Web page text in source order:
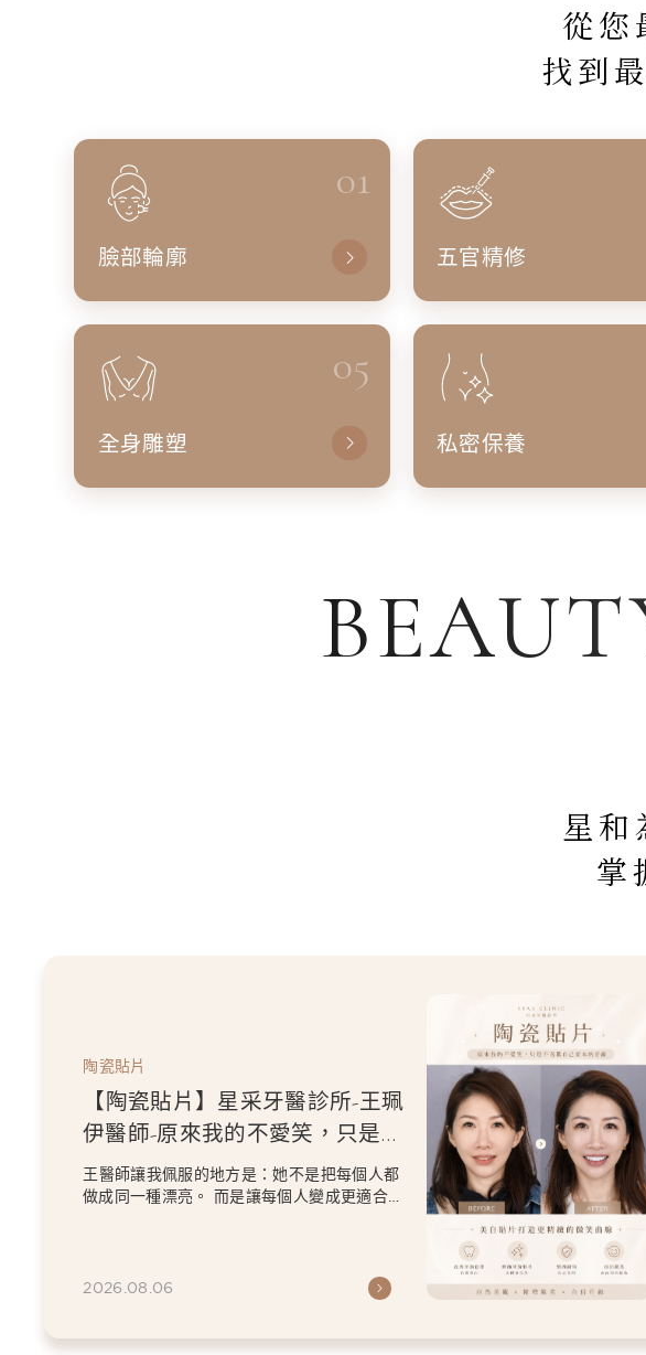
從您
找到
01
臉部輪廓 五官精修
05
全身雕塑 私密保養
星和
掌
陶瓷貼片
【陶瓷貼片】星采牙醫診所-王珮
伊醫師-原來我的不愛笑，只是不
喜歡自己原本的牙齒
王醫師讓我佩服的地方是：她不是把每個人都
做成同一種漂亮。 而是讓每個人變成更適合自
2026.08.06